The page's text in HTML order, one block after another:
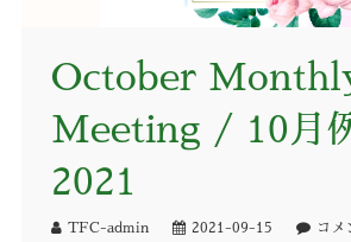
October
Meeting / 10月
2021
TFC-admin 2021-09-15
コメ